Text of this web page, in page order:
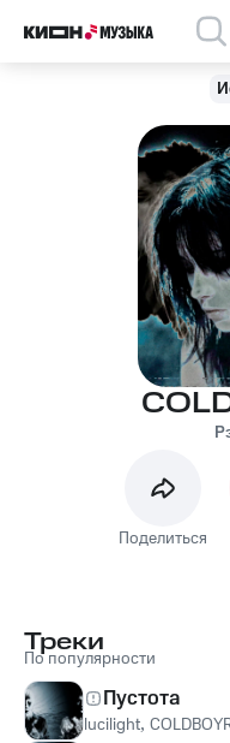
Поделиться
Треки
По популярности
Пустота
lucilight,